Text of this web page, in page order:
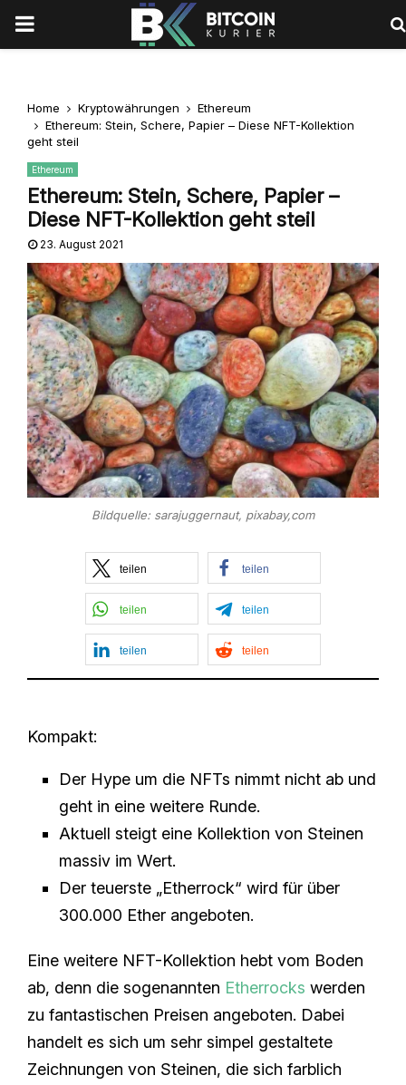
PRIMARY
Home Kryptowährungen
Ethereum
Ethereum: Stein, Schere, Papier – Diese NFT-Kollektion
geht steil
Ethereum
Ethereum: Stein, Schere, Papier –
Diese NFT-Kollektion geht steil
23. August 2021
Bildquelle: sarajuggernaut, pixabay,com
teilen teilen
teilen teilen
teilen teilen
Kompakt:
Der Hype um die NFTs nimmt nicht ab und
geht in eine weitere Runde.
Aktuell steigt eine Kollektion von Steinen
massiv im Wert.
Der teuerste „Etherrock“ wird für über
300.000 Ether angeboten.
Eine weitere NFT-Kollektion hebt vom Boden
ab, denn die sogenannten Etherrocks werden
zu fantastischen Preisen angeboten. Dabei
handelt es sich um sehr simpel gestaltete
Zeichnungen von Steinen, die sich farblich